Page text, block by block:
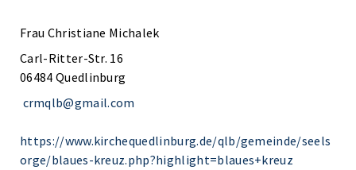
Frau Christiane Michalek
Carl-Ritter-Str. 16
06484 Quedlinburg
crmqlb@gmail.com
https://www.kirchequedlinburg.de/qlb/gemeinde/seels
orge/blaues-kreuz.php?highlight=blaues+kreuz